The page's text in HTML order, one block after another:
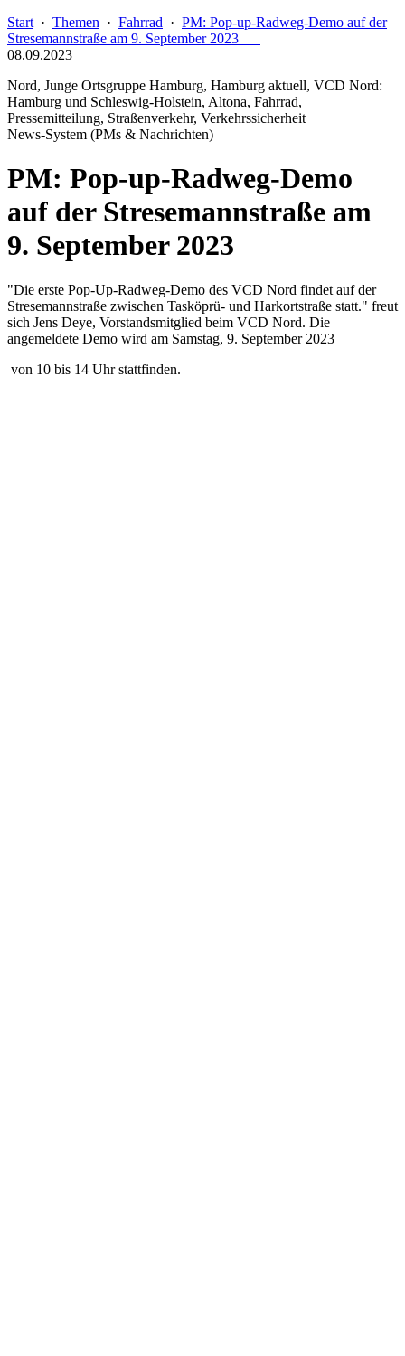
Start · Themen · Fahrrad · PM: Pop-up-Radweg-Demo auf der
Stresemannstraße am 9. September 2023
08.09.2023
Nord, Junge Ortsgruppe Hamburg, Hamburg aktuell, VCD Nord:
Hamburg und Schleswig-Holstein, Altona, Fahrrad,
Pressemitteilung, Straßenverkehr, Verkehrssicherheit
News-System (PMs & Nachrichten)
PM: Pop-up-Radweg-Demo
auf der Stresemannstraße am
9. September 2023
"Die erste Pop-Up-Radweg-Demo des VCD Nord findet auf der
Stresemannstraße zwischen Tasköprü- und Harkortstraße statt." freut
sich Jens Deye, Vorstandsmitglied beim VCD Nord. Die
angemeldete Demo wird am Samstag, 9. September 2023
von 10 bis 14 Uhr stattfinden.